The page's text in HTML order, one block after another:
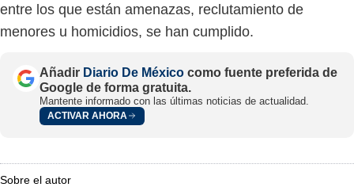
entre los que están amenazas, reclutamiento de
menores u homicidios, se han cumplido.
Añadir Diario De México como fuente preferida de
Google de forma gratuita.
Mantente informado con las últimas noticias de actualidad.
ACTIVAR AHORA
Sobre el autor